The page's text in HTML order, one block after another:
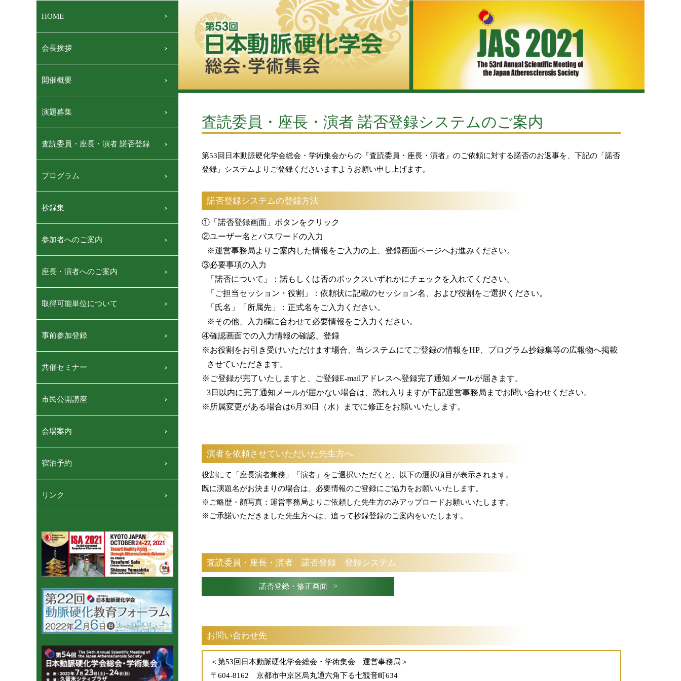
HOME
会長挨拶
開催概要
演題募集
査読委員・座長・演者 諾否登録
プログラム
抄録集
参加者へのご案内
座長・演者へのご案内
取得可能単位について
事前参加登録
共催セミナー
市民公開講座
会場案内
宿泊予約
リンク
査読委員・座長・演者 諾否登録システムのご案内
第53回日本動脈硬化学会総会・学術集会からの『査読委員・座長・演者』のご依頼に対する諾否のお返事を、下記の「諾否
登録」システムよりご登録くださいますようお願い申し上げます。
諾否登録システムの登録方法
①「諾否登録画面」ボタンをクリック
②ユーザー名とパスワードの入力
※運営事務局よりご案内した情報をご入力の上、登録画面ページへお進みください。
③必要事項の入力
「諾否について」：諾もしくは否のボックスいずれかにチェックを入れてください。
「ご担当セッション・役割」：依頼状に記載のセッション名、および役割をご選択ください。
「氏名」「所属先」：正式名をご入力ください。
※その他、入力欄に合わせて必要情報をご入力ください。
④確認画面での入力情報の確認、登録
※お役割をお引き受けいただけます場合、当システムにてご登録の情報をHP、プログラム抄録集等の広報物へ掲載
させていただきます。
※ご登録が完了いたしますと、ご登録E-mailアドレスへ登録完了通知メールが届きます。
3日以内に完了通知メールが届かない場合は、恐れ入りますが下記運営事務局までお問い合わせください。
※所属変更がある場合は6月30日（水）までに修正をお願いいたします。
演者を依頼させていただいた先生方へ
役割にて「座長演者兼務」「演者」をご選択いただくと、以下の選択項目が表示されます。
既に演題名がお決まりの場合は、必要情報のご登録にご協力をお願いいたします。
※ご略歴・顔写真：運営事務局よりご依頼した先生方のみアップロードお願いいたします。
※ご承諾いただきました先生方へは、追って抄録登録のご案内をいたします。
査読委員・座長・演者 諾否登録 登録システム
諾否登録・修正画面 >
お問い合わせ先
＜第53回日本動脈硬化学会総会・学術集会 運営事務局＞
〒604-8162 京都市中京区烏丸通六角下る七観音町634